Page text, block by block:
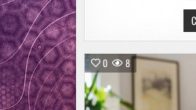
0 8